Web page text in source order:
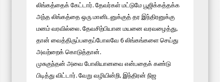
லிங்கத்தைக் கேட்டார். தேவர்கள் மட்டுமே பூஜிக்கத்தக்க
அந்த லிங்கத்தை ஒரு மானிடனுக்குத் தர இந்திரனுக்கு
மனம் வரவில்லை. தேவசிற்பியான மயனை வரவழைத்து,
தான் வைத்திருப்பதைப்போலவே 6 லிங்கங்களை செய்து
அவற்றைக் கொடுத்தான்.
முசுகுந்தன் அவை போலியானவை என்பதைக் கண்டு
பிடித்து விட்டார். வேறு வழியின்றி, இந்திரன் நிஜ